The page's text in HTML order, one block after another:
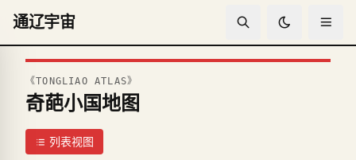
通辽宇宙
奇葩小国地图 - 世界奇特国家分布地图
《TONGLIAO ATLAS》
奇葩小国地图
列表视图
世界地图探索 - 通辽宇宙成员国全球分布
通辽宇宙世界地图是一个交互式的地理可视化平台，展示全球
我们的世界地图不仅仅是一个简单的地理工具，更是一个知识
交互式地图功能特色
支持地图缩放、拖拽浏览和国家详情查看。用户可以通过点击
地图采用响应式设计，完美适配各种设备屏幕，确保在手机、